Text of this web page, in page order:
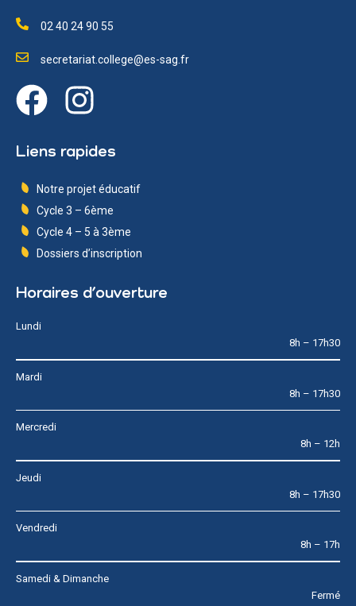
02 40 24 90 55
secretariat.college@es-sag.fr
Liens rapides
Notre projet éducatif
Cycle 3 – 6ème
Cycle 4 – 5 à 3ème
Dossiers d’inscription
Horaires d’ouverture
Lundi
8h – 17h30
Mardi
8h – 17h30
Mercredi
8h – 12h
Jeudi
8h – 17h30
Vendredi
8h – 17h
Samedi & Dimanche
Fermé